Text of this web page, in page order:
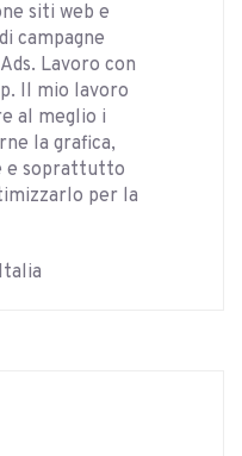
siti web e
campagne
Lavoro con
Il mio lavoro
al meglio i
la grafica,
e soprattutto
per la